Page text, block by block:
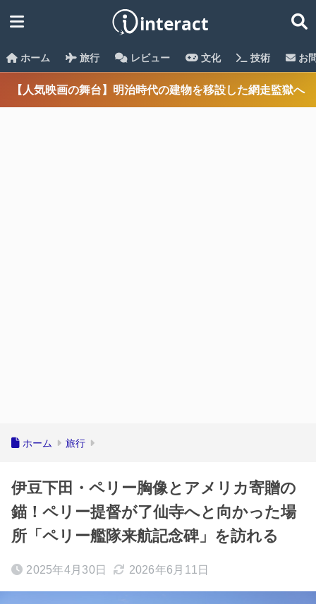
ホーム 旅行 レビュー 文化 技術 お
【人気映画の舞台】明治時代の建物を移設した網走監獄へ
ホーム 旅行
伊豆下田・ペリー胸像とアメリカ寄贈の
錨！ペリー提督が了仙寺へと向かった場
所「ペリー艦隊来航記念碑」を訪れる
2025年4月30日 2026年6月11日